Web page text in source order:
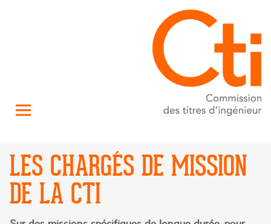
LES CHARGÉS DE MISSION
DE LA CTI